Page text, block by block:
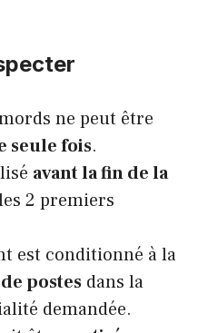
ne peut être
seule fois.
avant la fin de la
2 premiers
est conditionné à la
postes dans la
demandée.